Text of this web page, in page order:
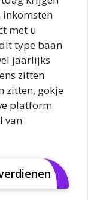
inkomsten
met u
type baan
jaarlijks
zitten
zitten, gokje
platform
van